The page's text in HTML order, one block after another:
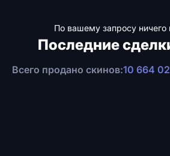
По вашему запросу ничего
Последние
Всего продано скинов:10 664